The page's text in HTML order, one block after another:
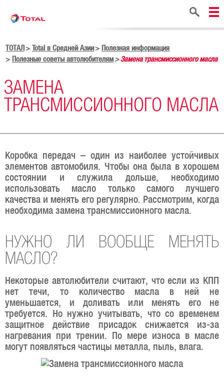
Поиск
ТОТАЛ Total в Средней Азии
Полезная информация
Полезные советы автолюбителям
Замена трансмиссионного масла
ЗАМЕНА
ТРАНСМИССИОННОГО МАСЛА
Коробка передач – один из наиболее устойчивых
элементов автомобиля. Чтобы она была в хорошем
состоянии и служила дольше, необходимо
использовать масло только самого лучшего
качества и менять его регулярно. Рассмотрим, когда
необходима замена трансмиссионного масла.
НУЖНО ЛИ ВООБЩЕ МЕНЯТЬ
МАСЛО?
Некоторые автолюбители считают, что если из КПП
нет течи, то количество масла в ней не
уменьшается, и доливать или менять его не
требуется. Но нужно учитывать, что со временем
защитное действие присадок снижается из-за
нагревания при трении. По мере износа в масле
могут появляться частицы металла, пыль, влага.